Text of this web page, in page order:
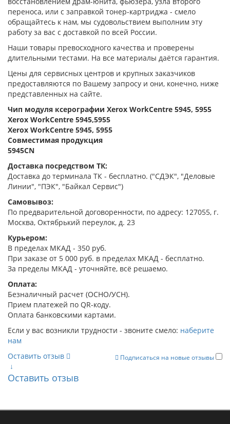
переноса, или с заправкой тонер-картриджа - смело
обращайтесь к нам, мы судовольствием выполним эту
работу за вас с доставкой по всей России.
Наши товары превосходного качества и проверены
длительными тестами. На все материалы даётся гарантия.
Цены для сервисных центров и крупных заказчиков
предоставляются по Вашему запросу и они, конечно, ниже
представленных на сайте.
Чип модуля ксерографии Xerox WorkCentre 5945, 5955
Xerox WorkCentre 5945,5955
Xerox WorkCentre 5945, 5955
Совместимая продукция
5945CN
Доставка посредством ТК:
Доставка до терминала ТК - бесплатно. ("СДЭК", "Деловые
Линии", "ПЭК", "Байкал Сервис")
Самовывоз:
По предварительной договоренности, по адресу: 127055, г.
Москва, Октябрький переулок, д. 23
Курьером:
В пределах МКАД - 350 руб.
При заказе от 5 000 руб. в пределах МКАД - бесплатно.
За пределы МКАД - уточняйте, всё решаемо.
Оплата:
Безналичный расчет (ОСНО/УСН).
Прием платежей по QR-коду.
Оплата банковскими картами.
Если у вас возникли трудности - звоните смело: наберите
нам
Подписаться на новые отзывы
Оставить отзыв
↓
Оставить отзыв